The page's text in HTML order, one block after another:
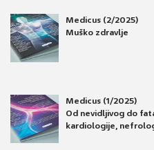
Medicus (2/2025)
Muško zdravlje
Medicus (1/2025)
Od nevidljivog do
kardiologije,